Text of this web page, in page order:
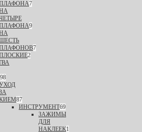
7
9
7
2
98
87
ИНСТРУМЕНТ69
ЗАЖИМЫ
ДЛЯ
НАКЛЕЕК1